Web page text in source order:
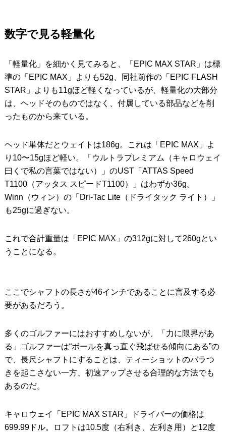
数字で見る軽量化
「軽量化」を細かく見てみると、「EPIC MAX STAR」は標
準の「EPIC MAX」よりも52g、同社前作の「EPIC FLASH
STAR」よりも11gほど軽くなっているが、軽量化の大部分
は、ヘッドそのものではなく、付属している部品などを削
ったものから来ている。
ヘッド単体だとウェイトは186g。これは「EPIC MAX」よ
り10〜15gほど軽い。「ウルトラプレミアム（キャロウェイ
曰くで私の言葉ではない）」のUST「ATTAS Speed
T1100（アッタス スピードT1100）」はわずか36g。
Winn（ウィン）の「Dri-Tac Lite（ドライタック ライト）」
も25gに過ぎない。
これで合計重量は「EPIC MAX」の312gに対して260gとい
うことになる。
ここでシャフトの長さが46インチであることに言及する必
要があるだろう。
多くのゴルファーにはおすすめしないが、「力に限界があ
る」ゴルファーは“ボールを真っ直ぐ飛ばせる傾向にある”の
で、長尺シャフトにすることは、ティーショットのバラつ
きを起こさない一方、初速アップさせる合理的な方法でも
あるのだ。
キャロウェイ「EPIC MAX STAR」ドライバーの価格は
699.99ドル。ロフトは10.5度（右利き、左利き用）と12度